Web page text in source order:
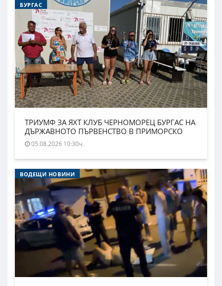
БУРГАС
ТРИУМФ ЗА ЯХТ КЛУБ ЧЕРНОМОРЕЦ БУРГАС НА
ДЪРЖАВНОТО ПЪРВЕНСТВО В ПРИМОРСКО
05.08.2026 10:30ч.
ВОДЕЩИ НОВИНИ